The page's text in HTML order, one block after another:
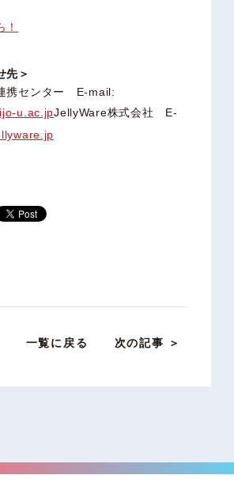
！
先＞
携センター E-mail:
u.ac.jpJellyWare株式会社 E-
一覧に戻る 次の記事 ＞